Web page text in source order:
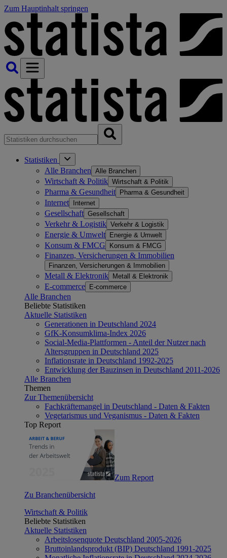
Zum Hauptinhalt springen
Statistiken
Alle Branchen Alle Branchen
Wirtschaft & Politik Wirtschaft & Politik
Pharma & Gesundheit Pharma & Gesundheit
Internet Internet
Gesellschaft Gesellschaft
Verkehr & Logistik Verkehr & Logistik
Energie & Umwelt Energie & Umwelt
Konsum & FMCG Konsum & FMCG
Finanzen, Versicherungen & Immobilien
Finanzen, Versicherungen & Immobilien
Metall & Elektronik Metall & Elektronik
E-commerce E-commerce
Alle Branchen
Beliebte Statistiken
Aktuelle Statistiken
Generationen in Deutschland 2024
GfK-Konsumklima-Index 2026
Social-Media-Plattformen - Anteil der Nutzer nach
Altersgruppen in Deutschland 2025
Inflationsrate in Deutschland 1992-2025
Entwicklung der Bauzinsen in Deutschland 2011-2026
Alle Branchen
Themen
Zur Themenübersicht
Fachkräftemangel in Deutschland - Daten & Fakten
Vegetarismus und Veganismus - Daten & Fakten
Top Report
Zum Report
Zu Branchenübersicht
Wirtschaft & Politik
Beliebte Statistiken
Aktuelle Statistiken
Arbeitslosenquote Deutschland 2005-2026
Bruttoinlandsprodukt (BIP) Deutschland 1991-2025